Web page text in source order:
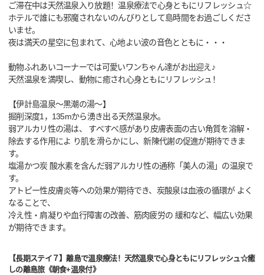
ご滞在中は天然温泉入り放題！温泉療法で心身ともにリフレッシュ☆
ホテルで誰にも邪魔されないのんびりとして島時間をお過ごしくださ
いませ。
夜は満天の星空に包まれて、心地よい波の音色とともに・・・
動物ふれあいコーナーでは可愛いワンちゃん達がお出迎え♪
天然温泉を満喫し、動物に癒され心身ともにリフレッシュ！
【伊計島温泉～黒潮の湯～】
掘削深度1，135mから湧き出る天然温泉水。
弱アルカリ性の湯は、 すべすべ感があり皮膚表面の古い角質を溶解・
除去する作用によ り肌を滑らかにし、新陳代謝の促進が期待できま
す。
塩湯かつ炭 酸水素を含んだ弱アルカリ性の通称「美人の湯」の温泉で
す。
アトピー性皮膚炎等への効果が期待でき、炭酸泉は血液の循環が よく
なることで、
冷え性・肩凝りや血行障害の改善、筋肉疲労の 緩和など、幅広い効果
が期待できます。
【長期ステイ７】離島で温泉療法！天然温泉で心身ともにリフレッシュ☆癒
しの離島旅《朝食+温泉付》